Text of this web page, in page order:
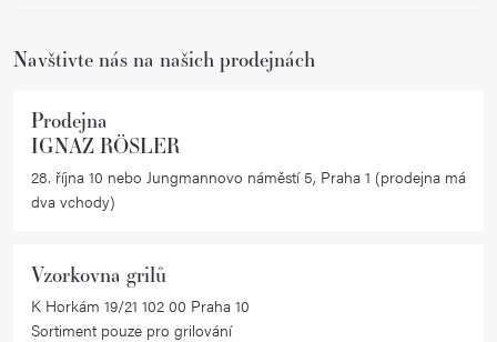
Navštivte nás na našich prodejnách
Prodejna
IGNAZ RÖSLER
28. října 10 nebo Jungmannovo náměstí 5, Praha 1 (prodejna má
dva vchody)
Vzorkovna grilů
K Horkám 19/21 102 00 Praha 10
Sortiment pouze pro grilování